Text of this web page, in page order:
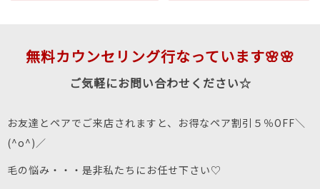
無料カウンセリング行なっています🌸🌸
ご気軽にお問い合わせください☆
お友達とペアでご来店されますと、お得なペア割引５％OFF＼
(^o^)／
毛の悩み・・・是非私たちにお任せ下さい♡